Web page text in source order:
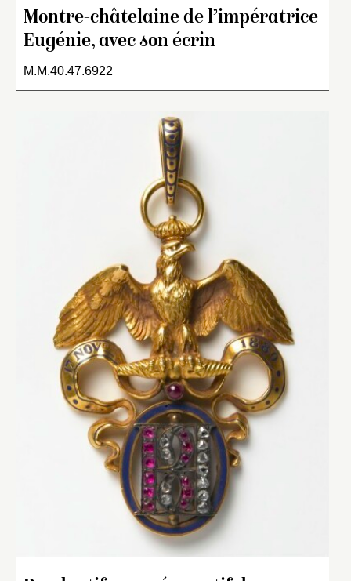
Montre-châtelaine de l’impératrice
Eugénie, avec son écrin
M.M.40.47.6922